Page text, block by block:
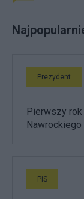
Prezydent
Pierwszy rok
Nawrockiego
PiS